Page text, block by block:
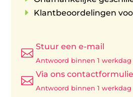
E Klantbeoordelingen

Stuur een e-mail
Antwoord binnen 1 werkdag

Via ons
Antwoord binnen 1 werkdag